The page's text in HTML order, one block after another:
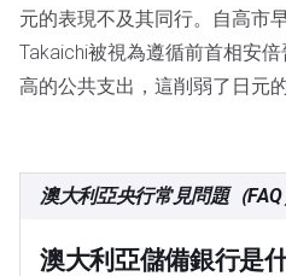
元的表現不及其同行。自高市
Takaichi被視為遵循前首相安
高的公共支出，這削弱了日元的
澳大利亞央行常見問題（FAQ
澳大利亞儲備銀行是